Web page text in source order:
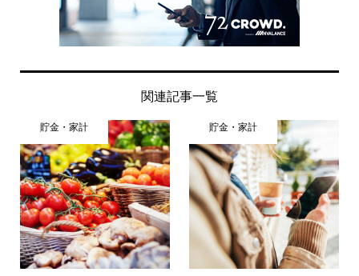
関連記事一覧
貯金・家計 貯金・家計